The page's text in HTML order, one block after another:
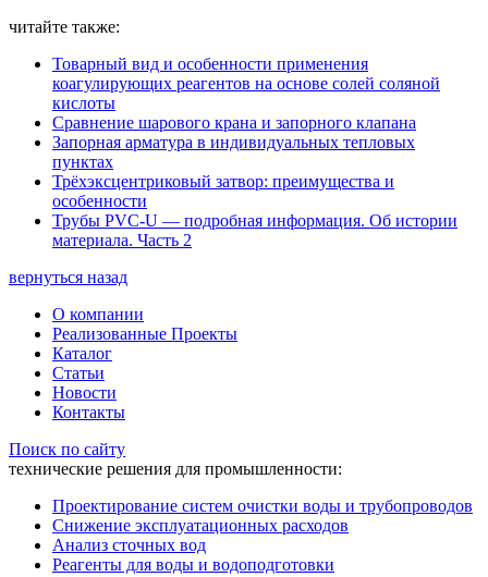
читайте также:
Товарный вид и особенности применения
коагулирующих реагентов на основе солей соляной
кислоты
Сравнение шарового крана и запорного клапана
Запорная арматура в индивидуальных тепловых
пунктах
Трёхэксцентриковый затвор: преимущества и
особенности
Трубы PVC-U — подробная информация. Об истории
материала. Часть 2
вернуться назад
О компании
Реализованные Проекты
Каталог
Статьи
Новости
Контакты
Поиск по сайту
технические решения для промышленности:
Проектирование систем очистки воды и трубопроводов
Снижение эксплуатационных расходов
Анализ сточных вод
Реагенты для воды и водоподготовки